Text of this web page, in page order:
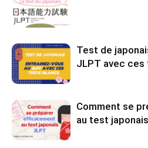
Test de
JLPT avec
Comment se
au test